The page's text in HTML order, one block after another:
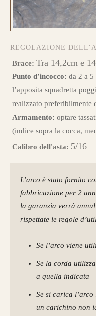
REGOLAZIONE
Brace: Tra 14,2cm e
Punto d’incocco: da 2 a
l’apposita squadretta
realizzato preferibilmente
Armamento: optare
(indice sopra la cocca,
Calibro dell'asta: 5/16
L’arco è stato fornito
fabbricazione per 2
la garanzia verrà
rispettate le regole
Se l’arco viene
Se la corda
a quella indicata
Se si carica
un carichino non